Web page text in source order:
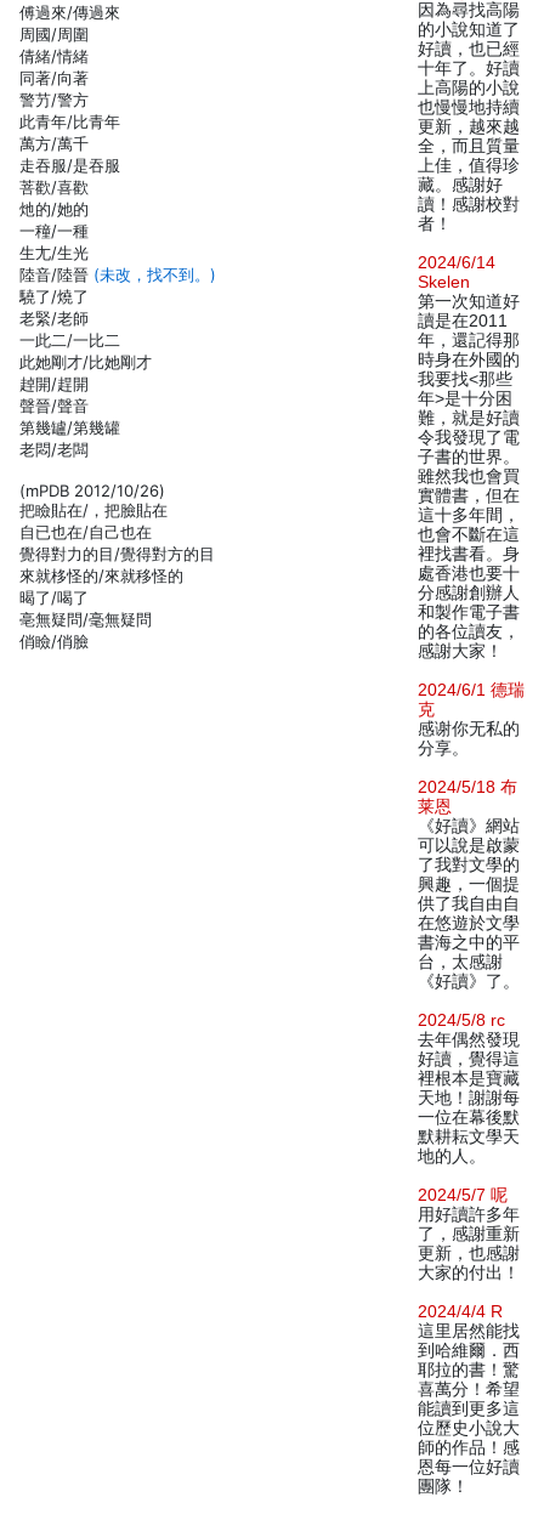
傅過來/傳過來
周國/周圍
倩緒/情緒
同著/向著
警芀/警方
此青年/比青年
萬方/萬千
走吞服/是吞服
菩歡/喜歡
灺的/她的
一穜/一種
生尢/生光
陸音/陸晉 (未改，找不到。)
驍了/燒了
老緊/老師
一此二/一比二
此她剛才/比她剛才
趠開/趕開
聲晉/聲音
第幾罏/第幾罐
老悶/老闆
(mPDB 2012/10/26)
把瞼貼在/，把臉貼在
自已也在/自己也在
覺得對力的目/覺得對方的目
來就栘怪的/來就移怪的
暍了/喝了
亳無疑問/毫無疑問
俏瞼/俏臉
因為尋找高陽
的小說知道了
好讀，也已經
十年了。好讀
上高陽的小說
也慢慢地持續
更新，越來越
全，而且質量
上佳，值得珍
藏。感謝好
讀！感謝校對
者！
2024/6/14
Skelen
第一次知道好
讀是在2011
年，還記得那
時身在外國的
我要找<那些
年>是十分困
難，就是好讀
令我發現了電
子書的世界。
雖然我也會買
實體書，但在
這十多年間，
也會不斷在這
裡找書看。身
處香港也要十
分感謝創辦人
和製作電子書
的各位讀友，
感謝大家！
2024/6/1 德瑞
克
感谢你无私的
分享。
2024/5/18 布
莱恩
《好讀》網站
可以說是啟蒙
了我對文學的
興趣，一個提
供了我自由自
在悠遊於文學
書海之中的平
台，太感謝
《好讀》了。
2024/5/8 rc
去年偶然發現
好讀，覺得這
裡根本是寶藏
天地！謝謝每
一位在幕後默
默耕耘文學天
地的人。
2024/5/7 呢
用好讀許多年
了，感謝重新
更新，也感謝
大家的付出！
2024/4/4 R
這里居然能找
到哈維爾．西
耶拉的書！驚
喜萬分！希望
能讀到更多這
位歷史小說大
師的作品！感
恩每一位好讀
團隊！